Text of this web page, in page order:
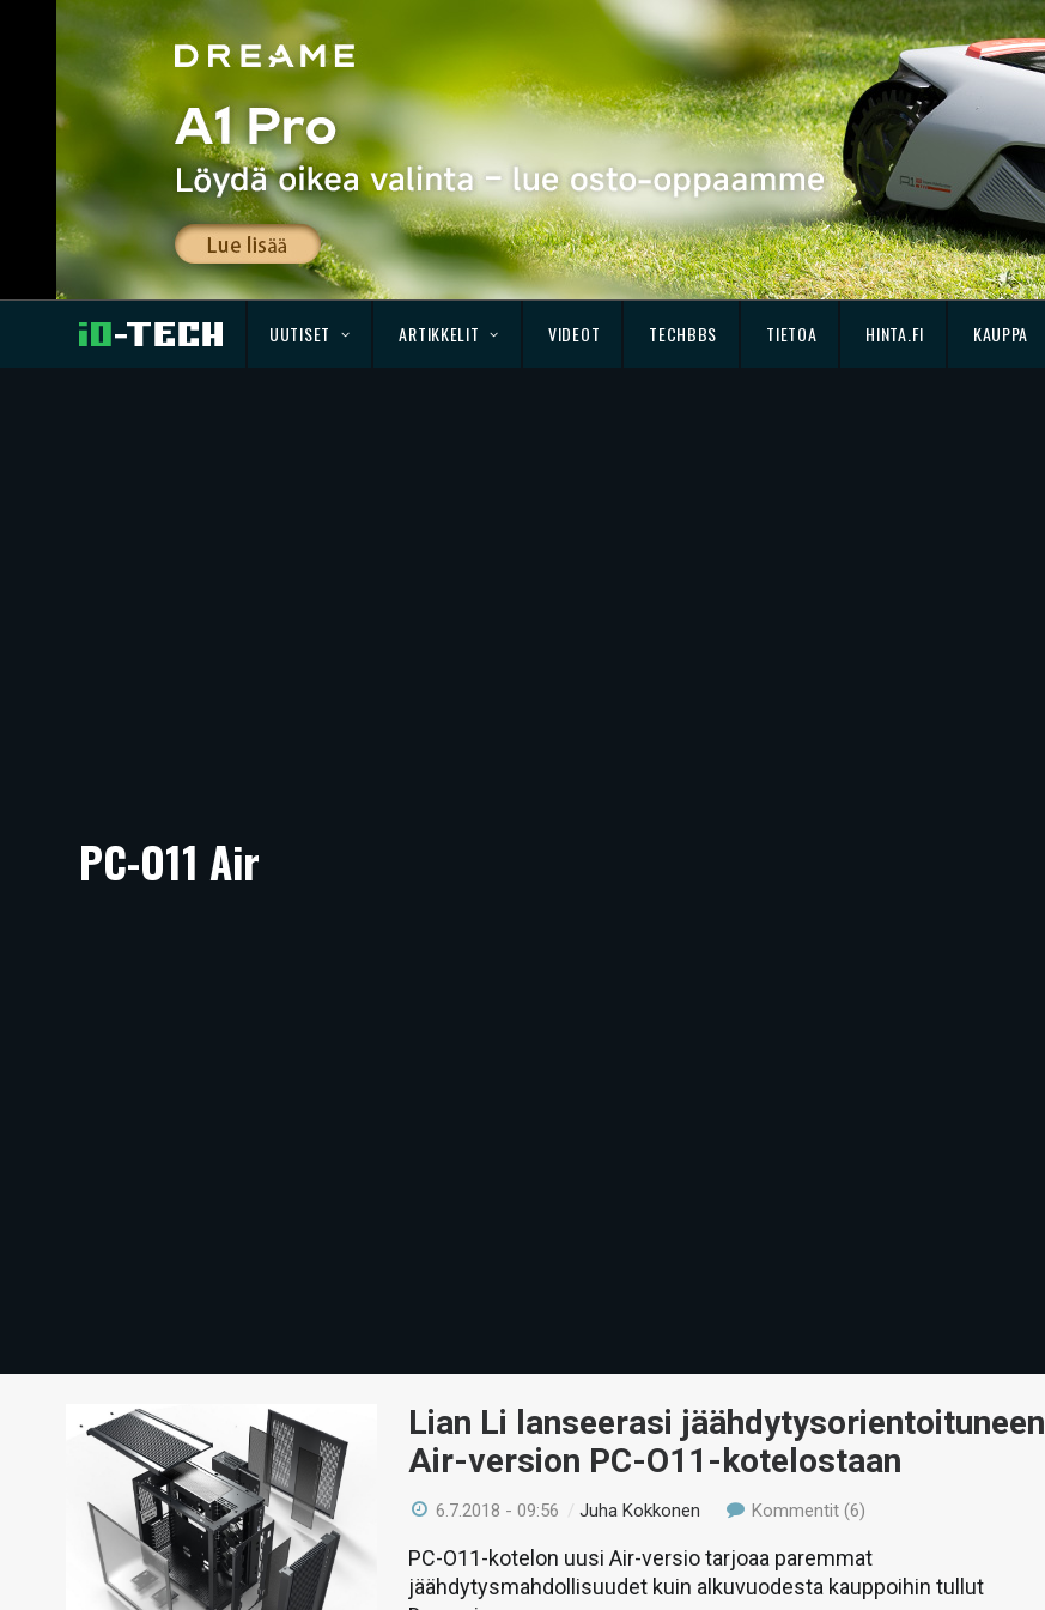
UUTISET ARTIKKELIT VIDEOT TECHBBS TIETOA HINTA.FI KAUPPA
PC-O11 Air
Lian Li lanseerasi jäähdytysorientoituneen
Air-version PC-O11-kotelostaan
6.7.2018 - 09:56 /Juha Kokkonen Kommentit (6)
PC-O11-kotelon uusi Air-versio tarjoaa paremmat
jäähdytysmahdollisuudet kuin alkuvuodesta kauppoihin tullut